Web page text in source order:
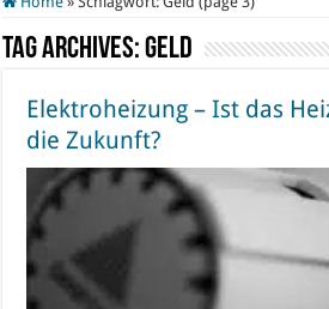
Tag Archives:Geld
Elektroheizung – Ist das
die Zukunft?